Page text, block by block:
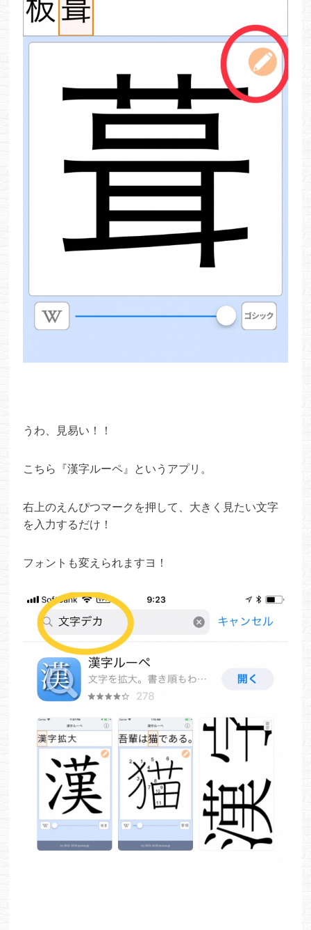
うわ、見易い！！
こちら『漢字ルーペ』というアプリ。
右上のえんぴつマークを押して、大きく見たい文字
を入力するだけ！
フォントも変えられますヨ！